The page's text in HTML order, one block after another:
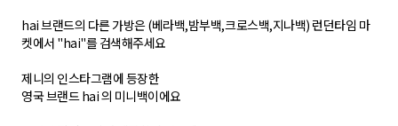
hai 브랜드의 다른 가방은 (베라백,밤부백,크로스백,지나백) 런던타임 마
켓에서 "hai"를 검색해주세요
제니의 인스타그램에 등장한
영국 브랜드 hai 의 미니백이에요